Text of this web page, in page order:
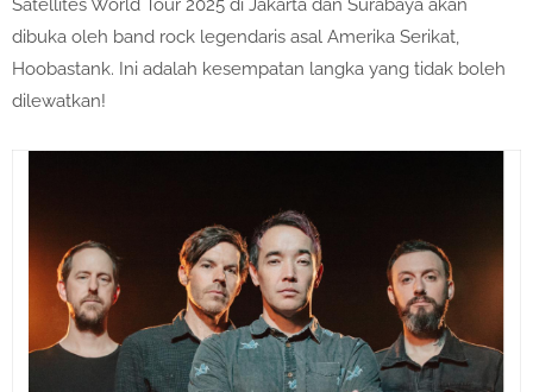
Satellites World Tour 2025 di Jakarta dan Surabaya akan
dibuka oleh band rock legendaris asal Amerika Serikat,
Hoobastank. Ini adalah kesempatan langka yang tidak boleh
dilewatkan!